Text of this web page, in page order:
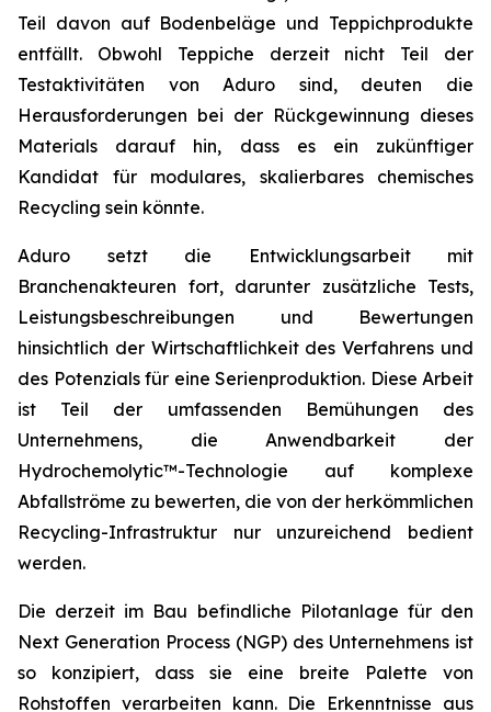
Teil davon auf Bodenbeläge und Teppichprodukte
entfällt. Obwohl Teppiche derzeit nicht Teil der
Testaktivitäten von Aduro sind, deuten die
Herausforderungen bei der Rückgewinnung dieses
Materials darauf hin, dass es ein zukünftiger
Kandidat für modulares, skalierbares chemisches
Recycling sein könnte.
Aduro setzt die Entwicklungsarbeit mit
Branchenakteuren fort, darunter zusätzliche Tests,
Leistungsbeschreibungen und Bewertungen
hinsichtlich der Wirtschaftlichkeit des Verfahrens und
des Potenzials für eine Serienproduktion. Diese Arbeit
ist Teil der umfassenden Bemühungen des
Unternehmens, die Anwendbarkeit der
Hydrochemolytic™-Technologie auf komplexe
Abfallströme zu bewerten, die von der herkömmlichen
Recycling-Infrastruktur nur unzureichend bedient
werden.
Die derzeit im Bau befindliche Pilotanlage für den
Next Generation Process (NGP) des Unternehmens ist
so konzipiert, dass sie eine breite Palette von
Rohstoffen verarbeiten kann. Die Erkenntnisse aus